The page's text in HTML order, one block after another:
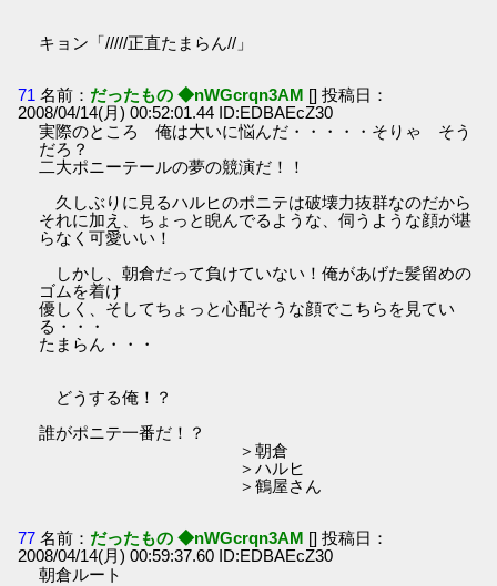
キョン「/////正直たまらん//」
71 名前： だったもの ◆nWGcrqn3AM [] 投稿日：
2008/04/14(月) 00:52:01.44 ID:EDBAEcZ30
実際のところ 俺は大いに悩んだ・・・・・そりゃ そう
だろ？
二大ポニーテールの夢の競演だ！！
久しぶりに見るハルヒのポニテは破壊力抜群なのだから
それに加え、ちょっと睨んでるような、伺うような顔が堪
らなく可愛いい！
しかし、朝倉だって負けていない！俺があげた髪留めの
ゴムを着け
優しく、そしてちょっと心配そうな顔でこちらを見てい
る・・・
たまらん・・・
どうする俺！？
誰がポニテ一番だ！？
＞朝倉
＞ハルヒ
＞鶴屋さん
77 名前： だったもの ◆nWGcrqn3AM [] 投稿日：
2008/04/14(月) 00:59:37.60 ID:EDBAEcZ30
朝倉ルート